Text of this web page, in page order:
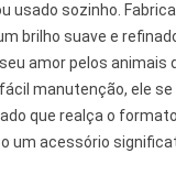
usado sozinho.
brilho suave e
amor pelos animais
manutenção, ele
que realça o
um acessório